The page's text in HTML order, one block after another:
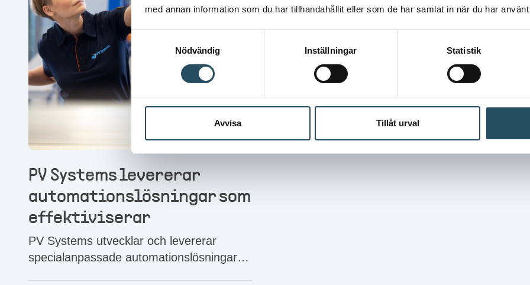
med annan information som du har tillhandahållit eller som de har samlat in när du har
Samtyckesval
Nödvändig
Inställningar Statistik
Avvisa Tillåt urval
PV Systems levererar
automationslösningar som
effektiviserar
PV Systems utvecklar och levererar
specialanpassade automationslösningar till
många olika roller i